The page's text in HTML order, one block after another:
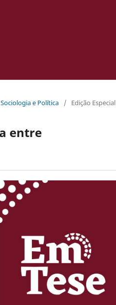
e Política / Edição Especial
entre